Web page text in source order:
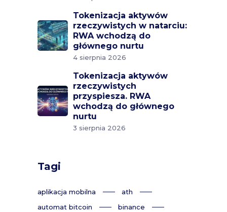
Tokenizacja aktywów
rzeczywistych w natarciu:
RWA wchodzą do
głównego nurtu
4 sierpnia 2026
Tokenizacja aktywów
rzeczywistych
przyspiesza. RWA
wchodzą do głównego
nurtu
3 sierpnia 2026
Tagi
aplikacja mobilna
ath
automat bitcoin
binance